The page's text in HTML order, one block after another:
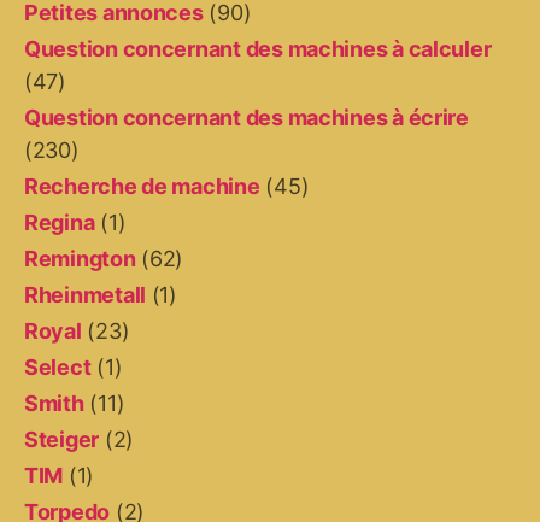
Petites annonces(90)
Question concernant des machines à calculer
(47)
Question concernant des machines à écrire
(230)
Recherche de machine (45)
Regina(1)
Remington (62)
Rheinmetall (1)
Royal (23)
Select(1)
Smith(11)
Steiger (2)
TIM (1)
Torpedo (2)